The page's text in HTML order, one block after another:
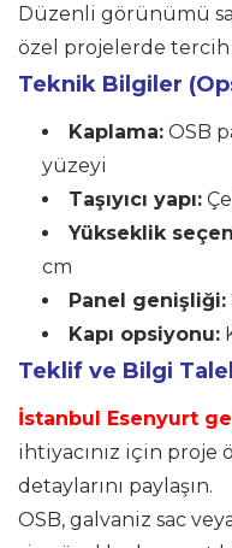
Düzenli görünümü
özel projelerde tercih
Teknik Bilgiler
Kaplama: OSB
yüzeyi
Taşıyıcı yapı:
Yükseklik
cm
Panel genişliği:
Kapı opsiyonu:
Teklif ve Bilgi
İstanbul Esenyurt
ihtiyacınız için
detaylarını paylaşın.
OSB, galvaniz sac